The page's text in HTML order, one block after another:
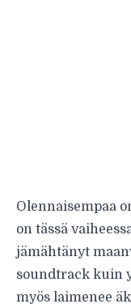
Olennaisempaa
on tässä
jämähtänyt
soundtrack kuin
myös laimenee